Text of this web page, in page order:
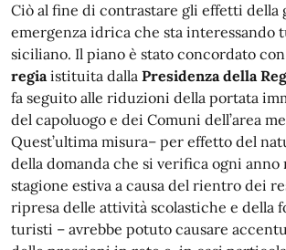
Ciò al fine di contrastare gli effetti della
emergenza idrica che sta
siciliano. Il piano è stato concordato
regiaistituita dalla Presidenza della
fa seguito alle riduzioni della portata
del capoluogo e dei Comuni dell’area
Quest’ultima misura– per effetto del
della domanda che si verifica ogni anno
stagione estiva a causa del rientro dei
ripresa delle attività scolastiche e della
turisti – avrebbe potuto causare